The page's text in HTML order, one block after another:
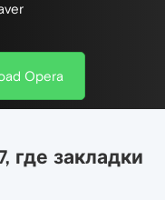
Opera
где закладки